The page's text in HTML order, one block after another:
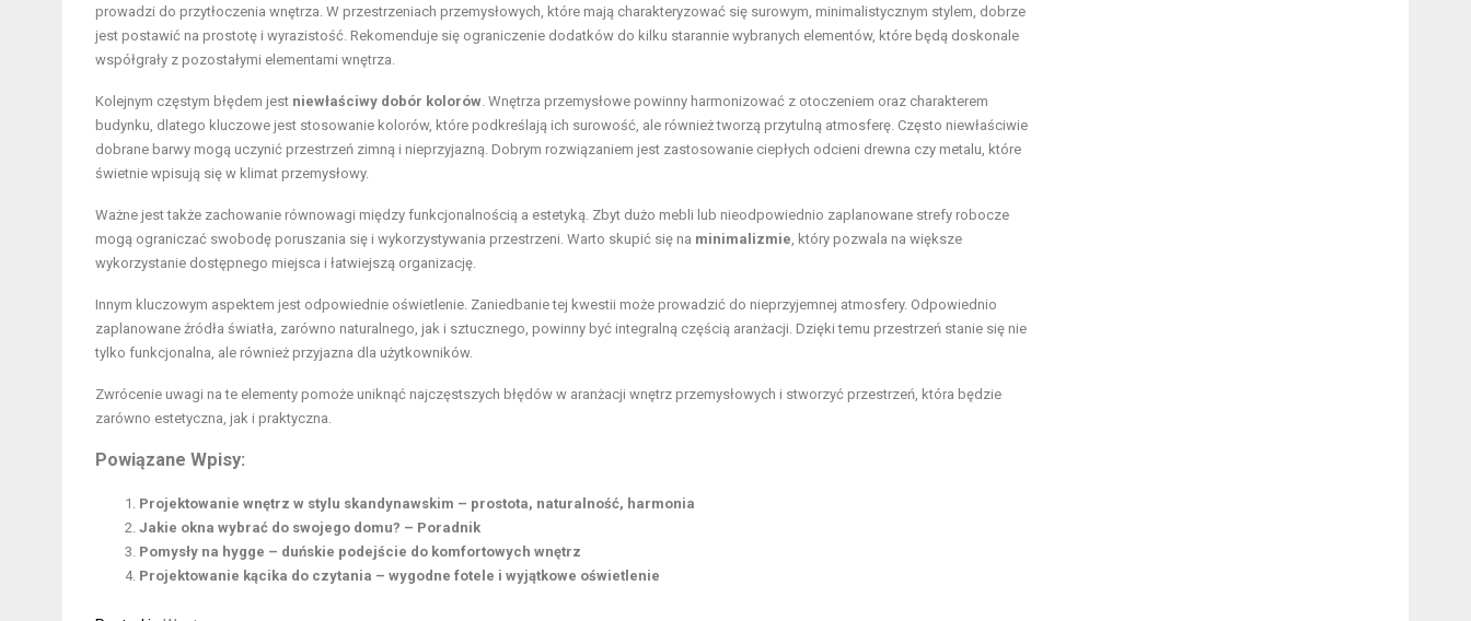
prowadzi do przytłoczenia wnętrza. W przestrzeniach przemysłowych, które mają charakteryzować się surowym, minimalistycznym stylem, dobrze
jest postawić na prostotę i wyrazistość. Rekomenduje się ograniczenie dodatków do kilku starannie wybranych elementów, które będą doskonale
współgrały z pozostałymi elementami wnętrza.
Kolejnym częstym błędem jest niewłaściwy dobór kolorów. Wnętrza przemysłowe powinny harmonizować z otoczeniem oraz charakterem
budynku, dlatego kluczowe jest stosowanie kolorów, które podkreślają ich surowość, ale również tworzą przytulną atmosferę. Często niewłaściwie
dobrane barwy mogą uczynić przestrzeń zimną i nieprzyjazną. Dobrym rozwiązaniem jest zastosowanie ciepłych odcieni drewna czy metalu, które
świetnie wpisują się w klimat przemysłowy.
Ważne jest także zachowanie równowagi między funkcjonalnością a estetyką. Zbyt dużo mebli lub nieodpowiednio zaplanowane strefy robocze
mogą ograniczać swobodę poruszania się i wykorzystywania przestrzeni. Warto skupić się na minimalizmie, który pozwala na większe
wykorzystanie dostępnego miejsca i łatwiejszą organizację.
Innym kluczowym aspektem jest odpowiednie oświetlenie. Zaniedbanie tej kwestii może prowadzić do nieprzyjemnej atmosfery. Odpowiednio
zaplanowane źródła światła, zarówno naturalnego, jak i sztucznego, powinny być integralną częścią aranżacji. Dzięki temu przestrzeń stanie się nie
tylko funkcjonalna, ale również przyjazna dla użytkowników.
Zwrócenie uwagi na te elementy pomoże uniknąć najczęstszych błędów w aranżacji wnętrz przemysłowych i stworzyć przestrzeń, która będzie
zarówno estetyczna, jak i praktyczna.
Powiązane Wpisy:
Projektowanie wnętrz w stylu skandynawskim – prostota, naturalność, harmonia
Jakie okna wybrać do swojego domu? – Poradnik
Pomysły na hygge – duńskie podejście do komfortowych wnętrz
Projektowanie kącika do czytania – wygodne fotele i wyjątkowe oświetlenie